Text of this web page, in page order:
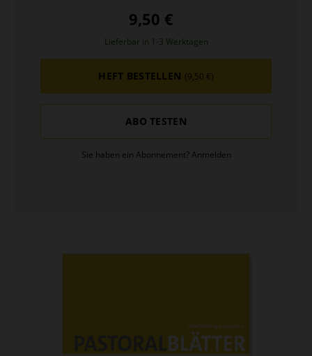
9,50 €
Lieferbar in 1-3 Werktagen
HEFT BESTELLEN (9,50 €)
ABO TESTEN
Sie haben ein Abonnement? Anmelden